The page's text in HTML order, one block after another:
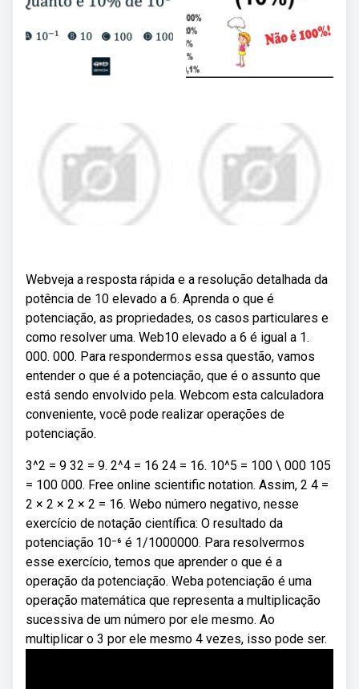
Webveja a resposta rápida e a resolução detalhada da
potência de 10 elevado a 6. Aprenda o que é
potenciação, as propriedades, os casos particulares e
como resolver uma. Web10 elevado a 6 é igual a 1.
000. 000. Para respondermos essa questão, vamos
entender o que é a potenciação, que é o assunto que
está sendo envolvido pela. Webcom esta calculadora
conveniente, você pode realizar operações de
potenciação.
3^2 = 9 32 = 9. 2^4 = 16 24 = 16. 10^5 = 100 \ 000 105
= 100 000. Free online scientific notation. Assim, 2 4 =
2 × 2 × 2 × 2 = 16. Webo número negativo, nesse
exercício de notação científica: O resultado da
potenciação 10⁻⁶ é 1/1000000. Para resolvermos
esse exercício, temos que aprender o que é a
operação da potenciação. Weba potenciação é uma
operação matemática que representa a multiplicação
sucessiva de um número por ele mesmo. Ao
multiplicar o 3 por ele mesmo 4 vezes, isso pode ser.